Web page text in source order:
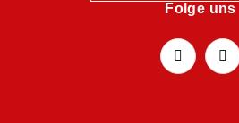
Folge uns